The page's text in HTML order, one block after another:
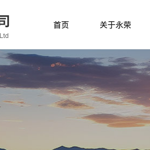
首页 关于永荣